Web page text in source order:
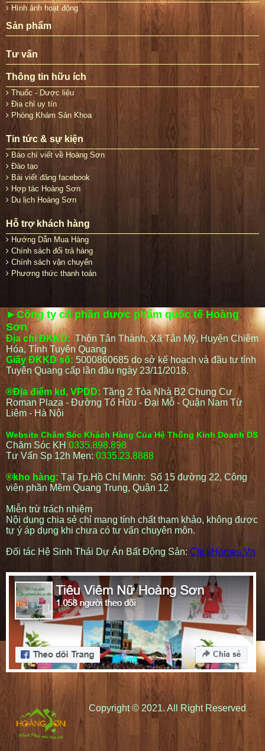
Hình ảnh hoạt động
Sản phẩm
Tư vấn
Thông tin hữu ích
Thuốc - Dược liệu
Địa chỉ uy tín
Phòng Khám Sản Khoa
Tin tức & sự kiện
Báo chí viết về Hoàng Sơn
Đào tạo
Bài viết đăng facebook
Hợp tác Hoàng Sơn
Du lịch Hoàng Sơn
Hỗ trợ khách hàng
Hướng Dẫn Mua Hàng
Chính sách đổi trả hàng
Chính sách vận chuyển
Phương thức thanh toán
►Công ty cổ phần dược phẩm quốc tế Hoàng
Sơn
Địa chỉ ĐKKD: Thôn Tân Thành, Xã Tân Mỹ, Huyện Chiêm
Hóa, Tỉnh Tuyên Quang
Giấy ĐKKD số: 5000860685 do sở kế hoạch và đầu tư tỉnh
Tuyên Quang cấp lần đầu ngày 23/11/2018.
®Địa điểm kd, VPDD: Tầng 2 Tòa Nhà B2 Chung Cư
Roman Plaza - Đường Tố Hữu - Đại Mỗ - Quận Nam Từ
Liêm - Hà Nội
Website Chăm Sóc Khách Hàng Của Hệ Thống Kinh Doanh DS
Chăm Sóc KH 0335.898.898
Tư Vấn Sp 12h Men:0335.23.8888
®kho hàng: Tại Tp.Hồ Chí Minh: Số 15 đường 22, Công
viên phần Mềm Quang Trung, Quận 12
Miễn trừ trách nhiệm
Nội dung chia sẻ chỉ mang tính chất tham khảo, không được
tự ý áp dụng khi chưa có tư vấn chuyên môn.
Đối tác Hệ Sinh Thái Dự Án Bất Động Sản: ClickHomes.Vn
Copyright © 2021. All Right Reserved